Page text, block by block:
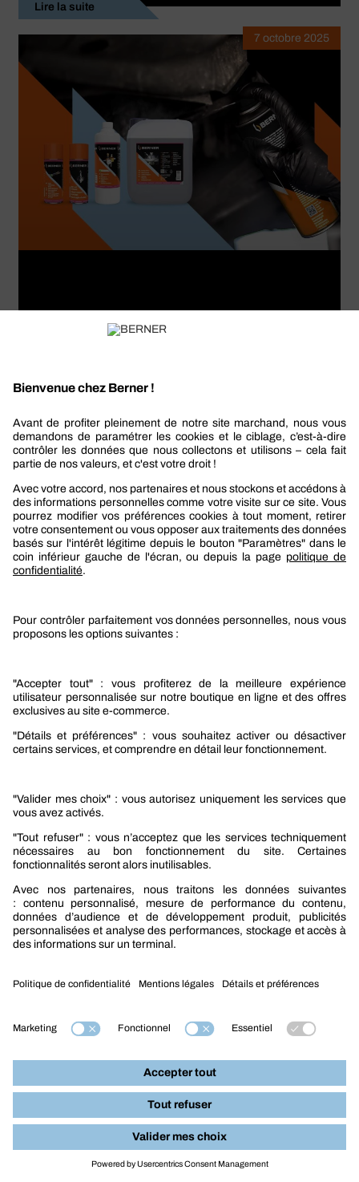
Lire la suite
Comment bien choisir ses lubrifiants
industriels ?
Lire la suite
7 octobre 2025
Voir tous les guides
Berner
Boutique Berner
Boutique Berner Industry Services
Services
Nos produits
Sélection produits automobile
Sélection produits bâtiment
Produits Berner Industry Services
Nouveautés mobilité